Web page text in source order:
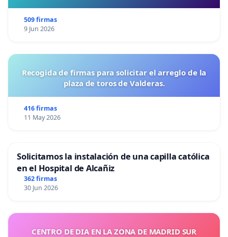
509 firmas
9 Jun 2026
Recogida de firmas para solicitar el arreglo de la
plaza de toros de Valderas.
416 firmas
11 May 2026
Solicitamos la instalación de una capilla católica
en el Hospital de Alcañiz
362 firmas
30 Jun 2026
CENTRO DE DIA EN LA ZONA DE MADRID SUR